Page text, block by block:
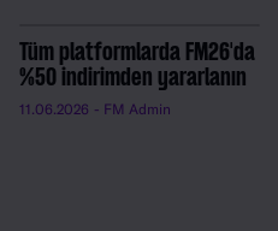
Tüm platformlarda FM26'da
%50 indirimden yararlanın
11.06.2026 - FM Admin